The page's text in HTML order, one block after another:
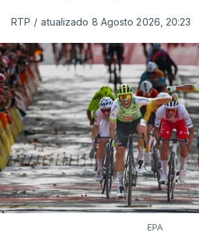
RTP / atualizado 8 Agosto 2026, 20:23
EPA